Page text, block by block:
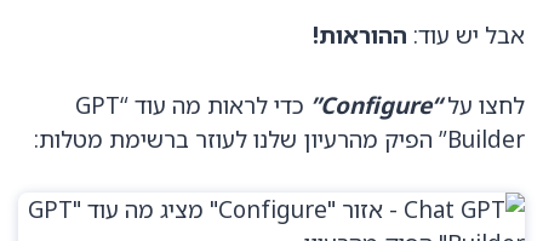
אבל יש עוד: ההוראות!
לחצו על“Configure”
כדי לראות מה עוד “GPT
Builder” הפיק מהרעיון שלנו לעוזר ברשימת מטלות: